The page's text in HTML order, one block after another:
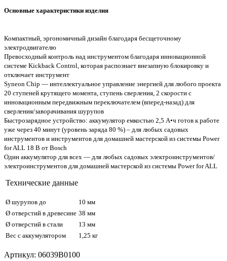
Основные характеристики изделия
Компактный, эргономичный дизайн благодаря бесщеточному
электродвигателю
Превосходный контроль над инструментом благодаря инновационной
системе Kickback Control, которая распознает внезапную блокировку и
отключает инструмент
Syneon Chip — интеллектуальное управление энергией для любого проекта
20 ступеней крутящего момента, ступень сверления, 2 скорости с
инновационным передвижным переключателем (вперед-назад) для
сверления/заворачивания шурупов
Быстрозарядное устройство: аккумулятор емкостью 2,5 А•ч готов к работе
уже через 40 минут (уровень заряда 80 %) – для любых садовых
инструментов и инструментов для домашней мастерской из системы Power
for ALL 18 В от Bosch
Один аккумулятор для всех — для любых садовых электроинструментов/
электроинструментов для домашней мастерской из системы Power for ALL
Технические данные
Ø шурупов до
10 мм
Ø отверстий в древесине 38 мм
Ø отверстий в стали
13 мм
Вес с аккумулятором
1,25 кг
Артикул: 06039B0100